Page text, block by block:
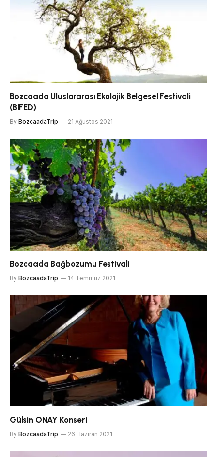
Bozcaada Uluslararası Ekolojik Belgesel Festivali
(BIFED)
By BozcaadaTrip 21 Ağustos 2021
Bozcaada Bağbozumu Festivali
By BozcaadaTrip 14 Temmuz 2021
Gülsin ONAY Konseri
By BozcaadaTrip 26 Haziran 2021